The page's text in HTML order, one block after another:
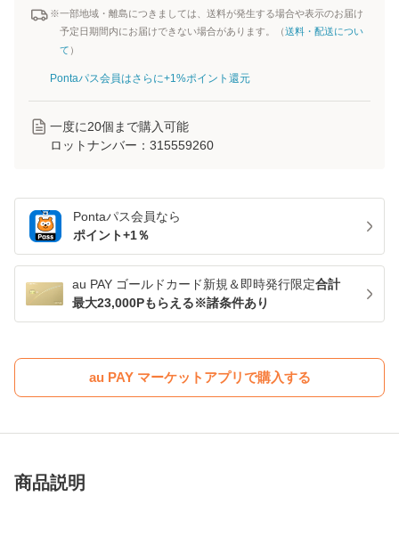
※一部地域・離島につきましては、送料が発生する場合や表示のお届け
予定日期間内にお届けできない場合があります。（送料・配送につい
て ）
Pontaパス会員はさらに+1%ポイント還元
一度に20個まで購入可能
ロットナンバー： 315559260
Pontaパス会員なら
ポイント+1％
au PAY ゴールドカード新規＆即時発行限定合計
最大23,000Pもらえる※諸条件あり
au PAY マーケットアプリで購入する
商品説明